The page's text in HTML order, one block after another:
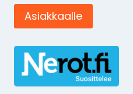
Asiakkaalle